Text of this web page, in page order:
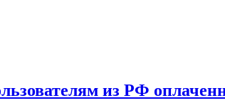
из РФ